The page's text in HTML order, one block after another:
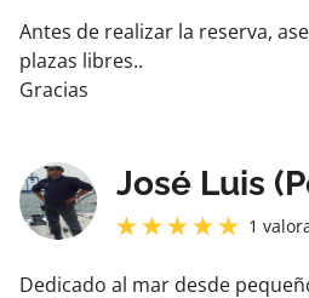
Antes de realizar la reserva,
plazas libres..
Gracias
José Luis
1
Dedicado al mar desde